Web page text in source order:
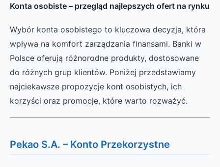
Konta osobiste – przegląd najlepszych ofert na rynku
Wybór konta osobistego to kluczowa decyzja, która
wpływa na komfort zarządzania finansami. Banki w
Polsce oferują różnorodne produkty, dostosowane
do różnych grup klientów. Poniżej przedstawiamy
najciekawsze propozycje kont osobistych, ich
korzyści oraz promocje, które warto rozważyć.
Pekao S.A. – Konto Przekorzystne